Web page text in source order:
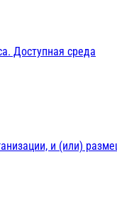
Доступная среда
и (или)